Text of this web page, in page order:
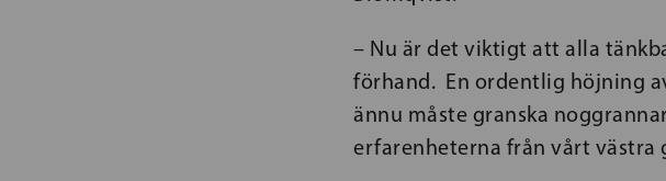
– Nu är det viktigt att alla
förhand. En ordentlig höjning
ännu måste granska
erfarenheterna från vårt västra